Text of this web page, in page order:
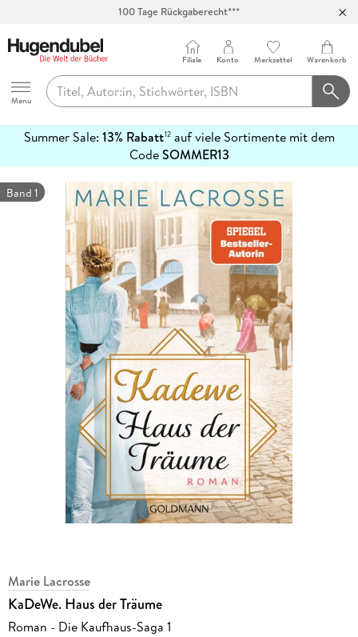
100 Tage Rückgaberecht***
Hugendubel
Menu
Filiale Konto Merkzettel Warenkorb
Summer Sale: 13% Rabatt12auf viele Sortimente mit dem
CodeSOMMER13
erfahren
Band 1
Marie Lacrosse
KaDeWe. Haus der Träume
Roman - Die Kaufhaus-Saga 1